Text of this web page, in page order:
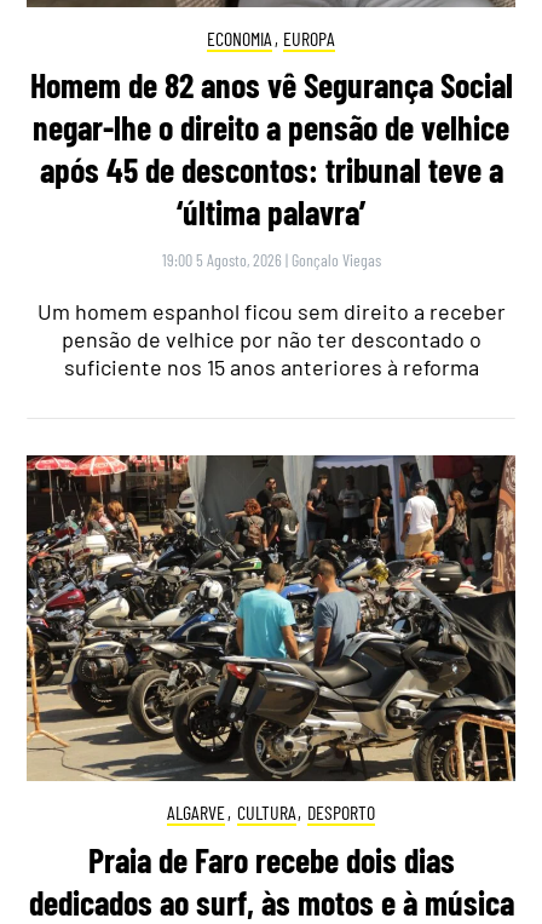
ECONOMIA , EUROPA
Homem de 82 anos vê Segurança Social
negar-lhe o direito a pensão de velhice
após 45 de descontos: tribunal teve a
‘última palavra’
19:00 5 Agosto, 2026 | Gonçalo Viegas
Um homem espanhol ficou sem direito a receber
pensão de velhice por não ter descontado o
suficiente nos 15 anos anteriores à reforma
ALGARVE, CULTURA, DESPORTO
Praia de Faro recebe dois dias
dedicados ao surf, às motos e à música